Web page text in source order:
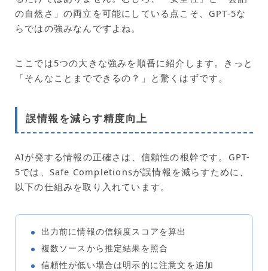
の自然さ」の両立を可能にしている点こそ、GPT-5な
らではの強みなんですよね。
ここでは5つの大きな強みを順番に紹介します。きっと
「そんなことまでできるの？」と驚くはずです。
誤情報を減らす精度向上
AIが発する情報の正確さは、信頼性の根幹です。GPT-
5では、Safe Completionsが誤情報を減らすために、
以下の仕組みを取り入れています。
出力前に情報の信頼度スコアを算出
複数ソースから推定結果を照合
信頼性が低い場合は明示的に注意文を追加